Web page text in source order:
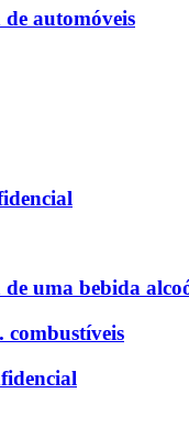
automóveis
uma bebida
combustíveis